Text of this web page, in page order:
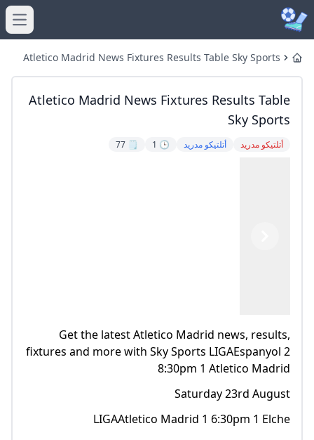
Home
Atletico Madrid News Fixtures Results Table Sky Sports
Atletico Madrid News Fixtures Results Table
Sky Sports
أتلتيكو مدريد أتلتيكو مدريد 🕒 1
🗒️ 77
Get the latest Atletico Madrid news, results,
fixtures and more with Sky Sports LIGAEspanyol 2
8:30pm 1 Atletico Madrid
Saturday 23rd August
LIGAAtletico Madrid 1 6:30pm 1 Elche